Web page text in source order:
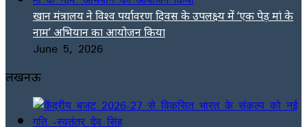
खान मंत्रालय ने विश्व पर्यावरण दिवस के उपलक्ष्य में ‘एक पेड़ मां के
नाम’ अभियान का आयोजन किया
June 5, 2026
लखनऊ